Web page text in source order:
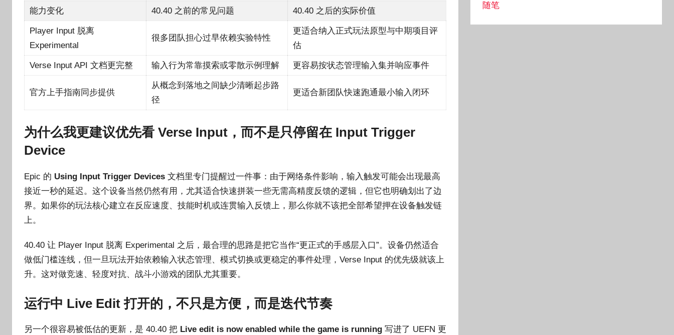
能力变化 40.40 之前的常见问题 40.40 之后的实际价值
Player Input 脱离
Experimental
很多团队担心过早依赖实验特性
更适合纳入正式玩法原型与中期项目评
估
Verse Input API 文档更完整 输入行为常靠摸索或零散示例理解 更容易按状态管理输入集并响应事件
官方上手指南同步提供
从概念到落地之间缺少清晰起步路
径
更适合新团队快速跑通最小输入闭环
为什么我更建议优先看 Verse Input，而不是只停留在 Input Trigger
Device
Epic 的 Using Input Trigger Devices 文档里专门提醒过一件事：由于网络条件影响，输入触发可能会出现最高
接近一秒的延迟。这个设备当然仍然有用，尤其适合快速拼装一些无需高精度反馈的逻辑，但它也明确划出了边
界。如果你的玩法核心建立在反应速度、技能时机或连贯输入反馈上，那么你就不该把全部希望押在设备触发链
上。
40.40 让 Player Input 脱离 Experimental 之后，最合理的思路是把它当作“更正式的手感层入口”。设备仍然适合
做低门槛连线，但一旦玩法开始依赖输入状态管理、模式切换或更稳定的事件处理，Verse Input 的优先级就该上
升。这对做竞速、轻度对抗、战斗小游戏的团队尤其重要。
运行中 Live Edit 打开的，不只是方便，而是迭代节奏
另一个很容易被低估的更新，是 40.40 把 Live edit is now enabled while the game is running 写进了 UEFN 更
随笔